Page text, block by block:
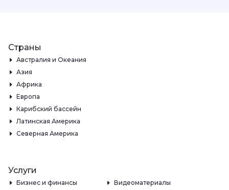
Страны
Австралия и Океания
Азия
Африка
Европа
Карибский бассейн
Латинская Америка
Северная Америка
Услуги
Бизнес и финансы
Видеоматериалы